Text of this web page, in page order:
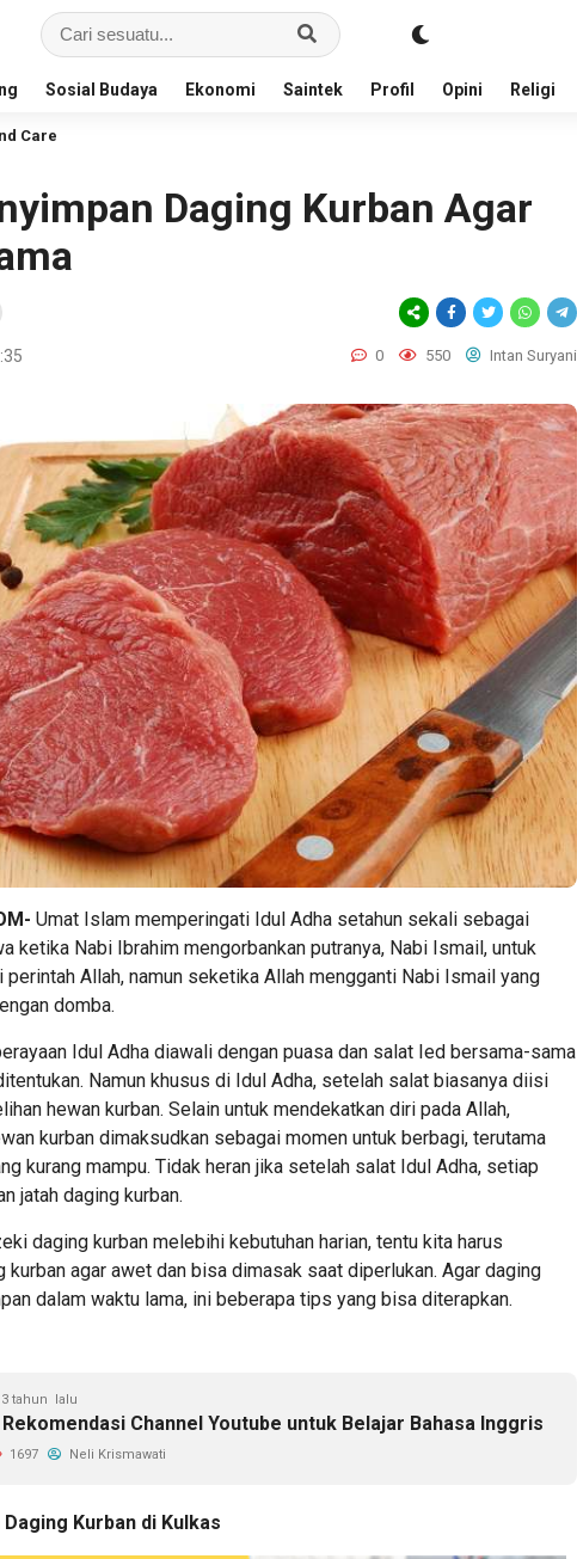
Sosial Budaya Ekonomi Saintek Profil Opini Religi
Care
Daging Kurban Agar
0 550 Intan Suryani
Umat Islam memperingati Idul Adha setahun sekali sebagai
ketika Nabi Ibrahim mengorbankan putranya, Nabi Ismail, untuk
Allah, namun seketika Allah mengganti Nabi Ismail yang
domba.
Idul Adha diawali dengan puasa dan salat Ied bersama-sama
Namun khusus di Idul Adha, setelah salat biasanya diisi
hewan kurban. Selain untuk mendekatkan diri pada Allah,
kurban dimaksudkan sebagai momen untuk berbagi, terutama
kurang mampu. Tidak heran jika setelah salat Idul Adha, setiap
jatah daging kurban.
daging kurban melebihi kebutuhan harian, tentu kita harus
kurban agar awet dan bisa dimasak saat diperlukan. Agar daging
dalam waktu lama, ini beberapa tips yang bisa diterapkan.
3 tahun lalu
Channel Youtube untuk Belajar Bahasa Inggris
1697 Neli Krismawati
Kurban di Kulkas